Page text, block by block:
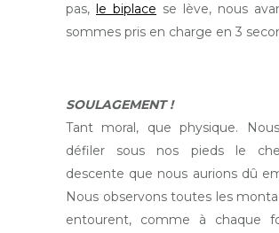
pas, le biplace se lève, nous
sommes pris en charge en 3
SOULAGEMENT !
Tant moral, que physique.
défiler sous nos pieds le
descente que nous aurions dû
Nous observons toutes les
entourent, comme à chaque